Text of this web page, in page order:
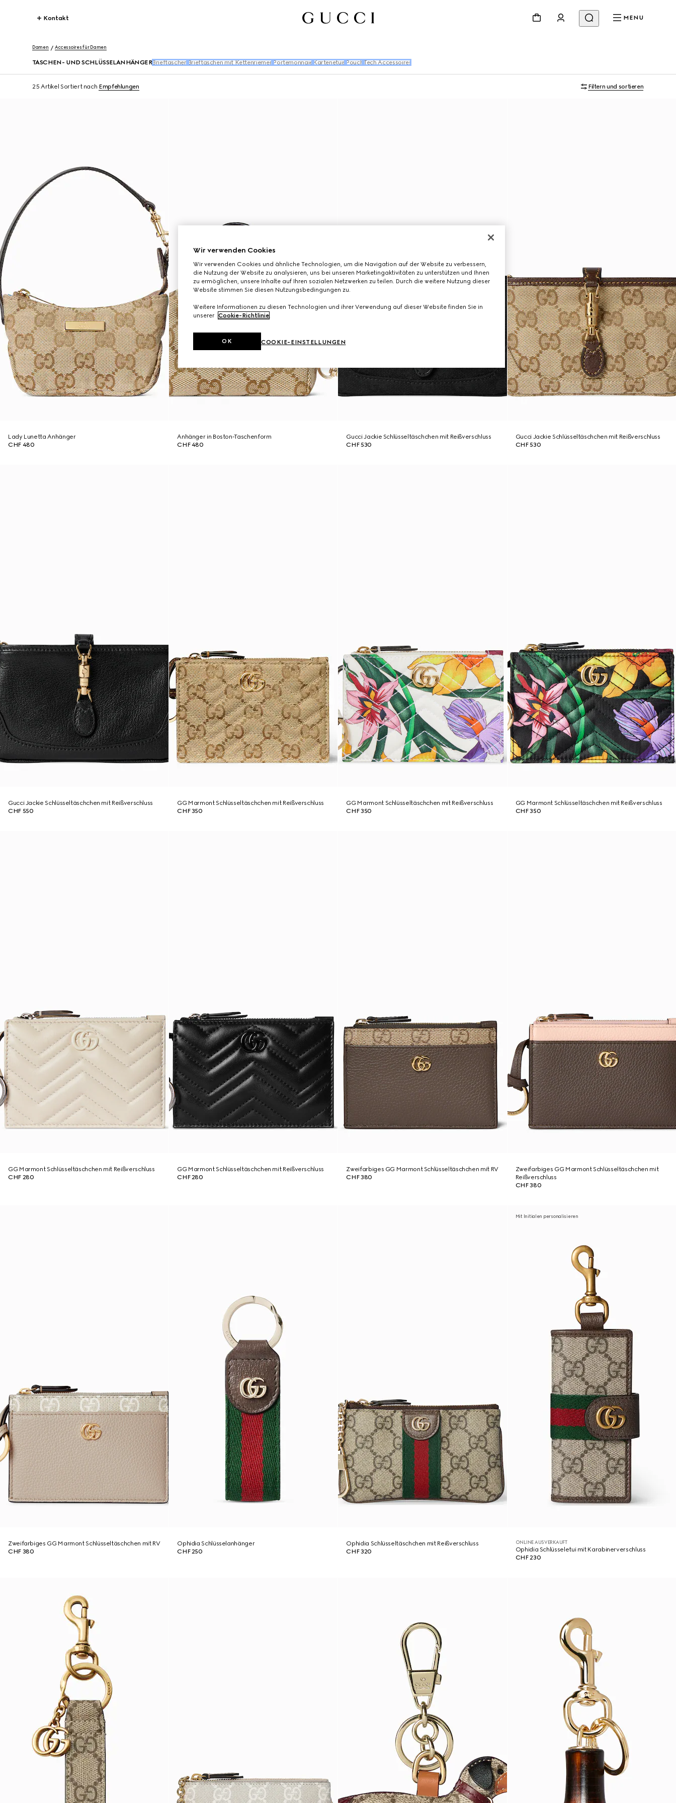
Kontakt MENU
Damen Accessoires für Damen
TASCHEN- UND SCHLÜSSELANHÄNGERBrieftaschen Brieftaschen mit Kettenriemen Portemonnaie Kartenetuis Pouch Tech Accessoires
25 Artikel Sortiert nach Empfehlungen Filtern und sortieren
Lady Lunetta Anhänger
CHF 480
Anhänger in Boston-Taschenform
CHF 480
Gucci Jackie Schlüsseltäschchen mit Reißverschluss
CHF 530
Gucci Jackie Schlüsseltäschchen mit Reißverschluss
CHF 530
Gucci Jackie Schlüsseltäschchen mit Reißverschluss
CHF 550
GG Marmont Schlüsseltäschchen mit Reißverschluss
CHF 350
GG Marmont Schlüsseltäschchen mit Reißverschluss
CHF 350
GG Marmont Schlüsseltäschchen mit Reißverschluss
CHF 350
GG Marmont Schlüsseltäschchen mit Reißverschluss
CHF 280
GG Marmont Schlüsseltäschchen mit Reißverschluss
CHF 280
Zweifarbiges GG Marmont Schlüsseltäschchen mit RV
CHF 380
Zweifarbiges GG Marmont Schlüsseltäschchen mit
Reißverschluss
CHF 380
Zweifarbiges GG Marmont Schlüsseltäschchen mit RV
CHF 380
Ophidia Schlüsselanhänger
CHF 250
Ophidia Schlüsseltäschchen mit Reißverschluss
CHF 320
Mit Initialen personalisieren
ONLINE AUSVERKAUFT
Ophidia Schlüsseletui mit Karabinerverschluss
CHF 230
Wir verwenden Cookies
Wir verwenden Cookies und ähnliche Technologien, um die Navigation auf der Website zu verbessern,
die Nutzung der Website zu analysieren, uns bei unseren Marketingaktivitäten zu unterstützen und Ihnen
zu ermöglichen, unsere Inhalte auf Ihren sozialen Netzwerken zu teilen. Durch die weitere Nutzung dieser
Website stimmen Sie diesen Nutzungsbedingungen zu.
Weitere Informationen zu diesen Technologien und ihrer Verwendung auf dieser Website finden Sie in
unserer Cookie-Richtlinie.
COOKIE-EINSTELLUNGEN
OK